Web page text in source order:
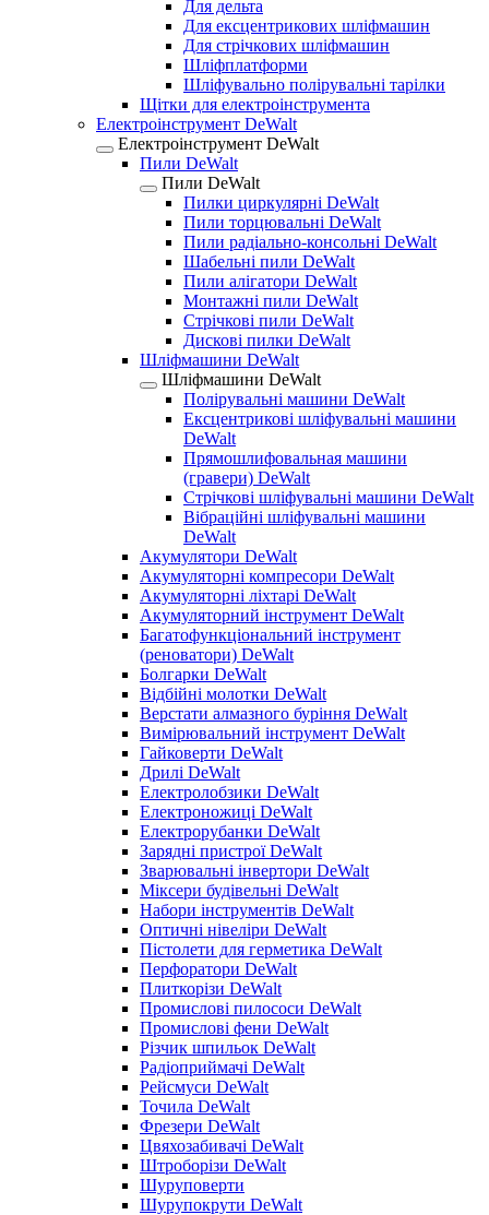
Для дельта
Для ексцентрикових шліфмашин
Для стрічкових шліфмашин
Шліфплатформи
Шліфувально полірувальні тарілки
Щітки для електроінструмента
Електроінструмент DeWalt
Електроінструмент DeWalt
Пили DeWalt
Пили DeWalt
Пилки циркулярні DeWalt
Пили торцювальні DeWalt
Пили радіально-консольні DeWalt
Шабельні пили DeWalt
Пили алігатори DeWalt
Монтажні пили DeWalt
Стрічкові пили DeWalt
Дискові пилки DeWalt
Шліфмашини DeWalt
Шліфмашини DeWalt
Полірувальні машини DeWalt
Ексцентрикові шліфувальні машини
DeWalt
Прямошлифовальная машини
(гравери) DeWalt
Стрічкові шліфувальні машини DeWalt
Вібраційні шліфувальні машини
DeWalt
Акумулятори DeWalt
Акумуляторні компресори DeWalt
Акумуляторні ліхтарі DeWalt
Акумуляторний інструмент DeWalt
Багатофункціональний інструмент
(реноватори) DeWalt
Болгарки DeWalt
Відбійні молотки DeWalt
Верстати алмазного буріння DeWalt
Вимірювальний інструмент DeWalt
Гайковерти DeWalt
Дрилі DeWalt
Електролобзики DeWalt
Електроножиці DeWalt
Електрорубанки DeWalt
Зарядні пристрої DeWalt
Зварювальні інвертори DeWalt
Міксери будівельні DeWalt
Набори інструментів DeWalt
Оптичні нівеліри DeWalt
Пістолети для герметика DeWalt
Перфоратори DeWalt
Плиткорізи DeWalt
Промислові пилососи DeWalt
Промислові фени DeWalt
Різчик шпильок DeWalt
Радіоприймачі DeWalt
Рейсмуси DeWalt
Точила DeWalt
Фрезери DeWalt
Цвяхозабивачі DeWalt
Штроборізи DeWalt
Шуруповерти
Шурупокрути DeWalt